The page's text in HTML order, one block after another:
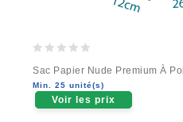
out
of
5
Sac Papier Nude Premium À
Min. 25 unité(s)
Voir les prix